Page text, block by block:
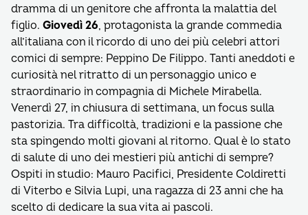
dramma di un genitore che affronta la malattia del
figlio. Giovedì 26, protagonista la grande commedia
all’italiana con il ricordo di uno dei più celebri attori
comici di sempre: Peppino De Filippo. Tanti aneddoti e
curiosità nel ritratto di un personaggio unico e
straordinario in compagnia di Michele Mirabella.
Venerdì 27, in chiusura di settimana, un focus sulla
pastorizia. Tra difficoltà, tradizioni e la passione che
sta spingendo molti giovani al ritorno. Qual è lo stato
di salute di uno dei mestieri più antichi di sempre?
Ospiti in studio: Mauro Pacifici, Presidente Coldiretti
di Viterbo e Silvia Lupi, una ragazza di 23 anni che ha
scelto di dedicare la sua vita ai pascoli.